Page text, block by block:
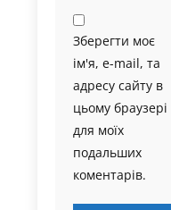
Зберегти моє
ім'я, e-mail, та
адресу сайту в
цьому браузері
для моїх
подальших
коментарів.